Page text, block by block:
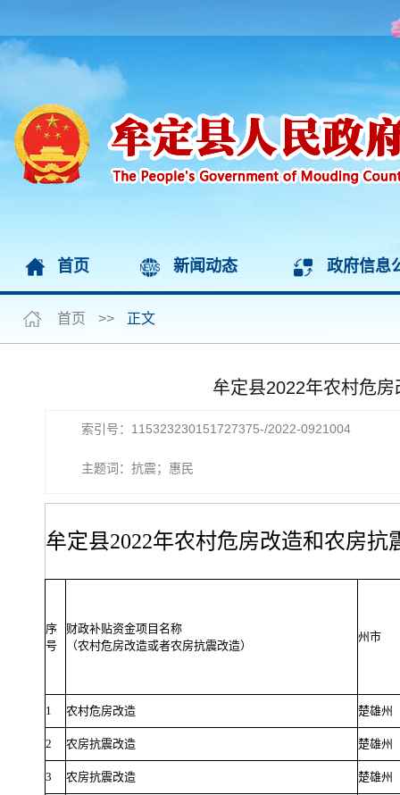
首页 新闻动态 政府信息
首页 >> 正文
牟定县2022年农村危
索引号：115323230151727375-/2022-0921004
主题词：抗震；惠民
牟定县2022年农村危房改造和农房
序
号
财政补贴资金项目名称
（农村危房改造或者农房抗震改造）
州市
1 农村危房改造 楚雄州
2 农房抗震改造 楚雄州
3 农房抗震改造 楚雄州